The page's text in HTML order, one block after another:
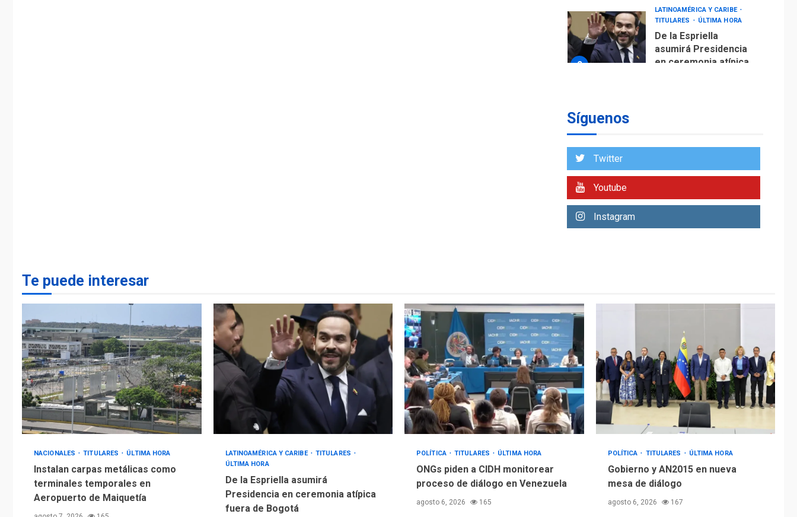
2
LATINOAMÉRICA Y CARIBE
TITULARES
ÚLTIMA HORA
De la Espriella
asumirá Presidencia
en ceremonia atípica
3
de diálogo en
4
POLÍTICA
TITULARES
Gobierno y AN2015 en
diálogo
5
Japón debate
Síguenos
Twitter
Youtube
Instagram
Te puede interesar
NACIONALES TITULARES ÚLTIMA HORA
Instalan carpas metálicas como
terminales temporales en
Aeropuerto de Maiquetía
LATINOAMÉRICA Y CARIBE
TITULARES
ÚLTIMA HORA
De la Espriella asumirá
Presidencia en ceremonia atípica
fuera de Bogotá
POLÍTICA TITULARES ÚLTIMA HORA
ONGs piden a CIDH monitorear
proceso de diálogo en Venezuela
agosto 6, 2026 165
POLÍTICA TITULARES ÚLTIMA HORA
Gobierno y AN2015 en nueva
mesa de diálogo
agosto 6, 2026 167